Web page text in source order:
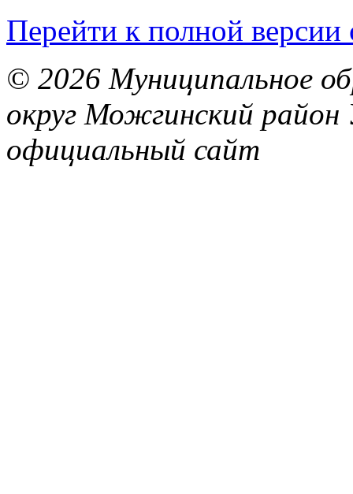
Перейти к полной версии
© 2026 Муниципальное
округ Можгинский район
официальный сайт